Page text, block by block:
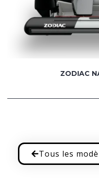
ZODIAC
Tous les